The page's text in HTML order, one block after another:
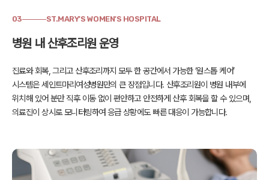
03 ST.MARY'S WOMEN'S HOSPITAL
병원 내 산후조리원 운영
진료와 회복, 그리고 산후조리까지 모두 한 공간에서 가능한 ‘원스톱 케어’
시스템은세인트마리여성병원만의 큰 장점입니다. 산후조리원이 병원 내부에
위치해 있어 분만 직후 이동 없이 편안하고 안전하게 산후 회복을 할 수 있으며,
의료진이 상시로 모니터링하여 응급 상황에도 빠른 대응이 가능합니다.